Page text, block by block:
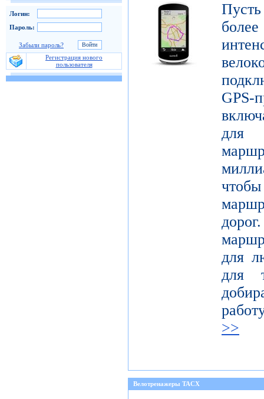
Логин:
Пароль:
Забыли пароль?
Регистрация нового
пользователя
GPS-
для
для
для
>>
Велотренажеры TACX